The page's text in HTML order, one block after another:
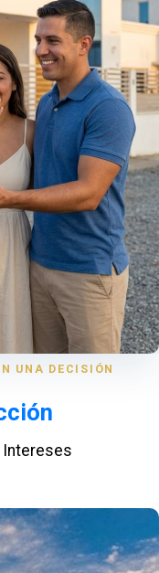
UNA DECISIÓN
Intereses